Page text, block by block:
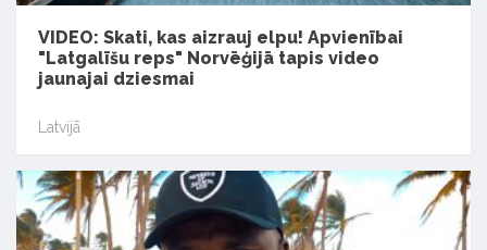
VIDEO: Skati, kas aizrauj elpu! Apvienībai
"Latgalīšu reps" Norvēģijā tapis video
jaunajai dziesmai
Latvijā